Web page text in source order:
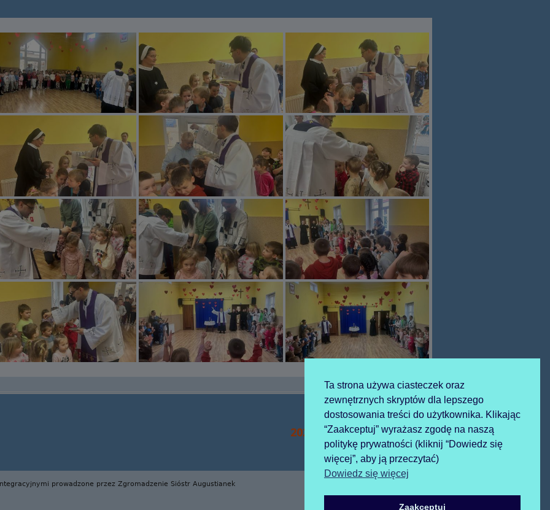
Następny
artykół:
2026-03-02 urząd miasta
prowadzone przez Zgromadzenie Sióstr Augustianek
Ta strona używa ciasteczek oraz
zewnętrznych skryptów dla lepszego
dostosowania treści do użytkownika. Klikając
“Zaakceptuj” wyrażasz zgodę na naszą
politykę prywatności (kliknij “Dowiedz się
więcej”, aby ją przeczytać)
Dowiedz się więcej
Zaakceptuj